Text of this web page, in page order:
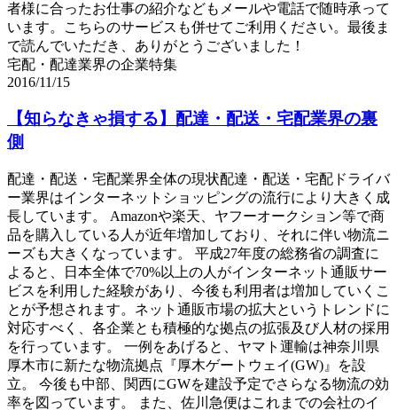
者様に合ったお仕事の紹介などもメールや電話で随時承って
います。こちらのサービスも併せてご利用ください。最後ま
で読んでいただき、ありがとうございました！
宅配・配達業界の企業特集
2016/11/15
【知らなきゃ損する】配達・配送・宅配業界の裏
側
配達・配送・宅配業界全体の現状配達・配送・宅配ドライバ
ー業界はインターネットショッピングの流行により大きく成
長しています。 Amazonや楽天、ヤフーオークション等で商
品を購入している人が近年増加しており、それに伴い物流ニ
ーズも大きくなっています。 平成27年度の総務省の調査に
よると、日本全体で70%以上の人がインターネット通販サー
ビスを利用した経験があり、今後も利用者は増加していくこ
とが予想されます。ネット通販市場の拡大というトレンドに
対応すべく、各企業とも積極的な拠点の拡張及び人材の採用
を行っています。 一例をあげると、ヤマト運輸は神奈川県
厚木市に新たな物流拠点『厚木ゲートウェイ(GW)』を設
立。 今後も中部、関西にGWを建設予定でさらなる物流の効
率を図っています。 また、佐川急便はこれまでの会社のイ